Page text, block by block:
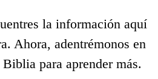
la información aquí
Ahora, adentrémonos en
para aprender más.